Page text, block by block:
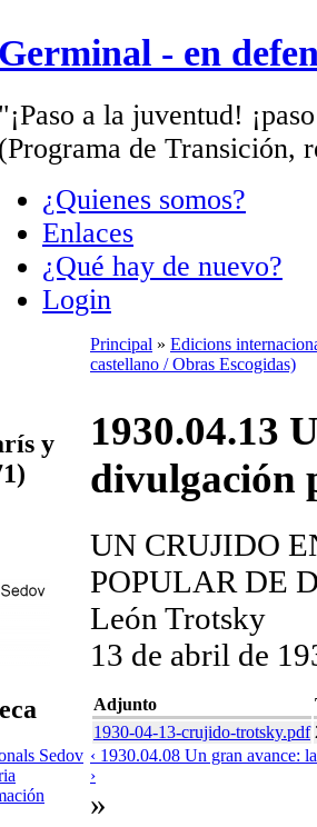
Germinal - en
"¡Paso a la juventud!
(Programa de Transición,
¿Quienes somos?
Enlaces
¿Qué hay de nuevo?
Login
y
Sedov
Principal » Edicions
castellano / Obras Escogidas)
1930.04.13
divulgación
UN CRUJIDO
POPULAR DE
León Trotsky
13 de abril de
Adjunto
1930-04-13-crujido-trotsky.pdf
‹ 1930.04.08 Un gran avance:
›
»